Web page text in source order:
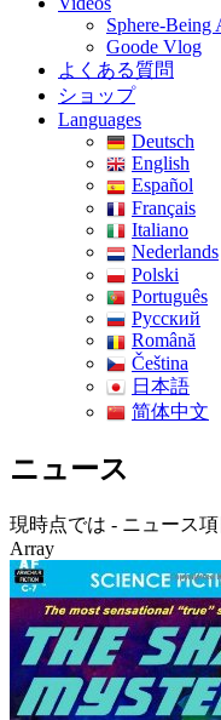
Sphere-Being
Goode Vlog
よくある質問
ショップ
Languages
Deutsch
English
Español
Français
Italiano
Nederlands
Polski
Português
Pусский
Română
Čeština
日本語
简体中文
ニュース
現時点では - ニュース
Array